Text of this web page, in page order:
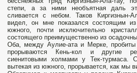
степи, а за ними необъятная даль
сливается с небом. Таков Киргизнын-
видел, он мне показался состоящим
южного, почти исключительно
состоящего преимущественно из
Оба, между Аулие-ата и Мерке, пробиты
прорываются Кень-кол и другие
сиенитовыми холмами у Тек-турмаса.
вытекая из южного, прорывается, как мы